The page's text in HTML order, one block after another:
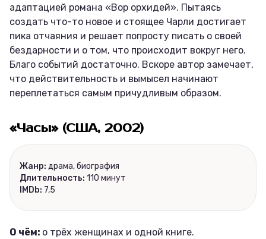
адаптацией романа «Вор орхидей». Пытаясь
создать что-то новое и стоящее Чарли достигает
пика отчаяния и решает попросту писать о своей
бездарности и о том, что происходит вокруг него.
Благо событий достаточно. Вскоре автор замечает,
что действительность и вымысел начинают
переплетаться самым причудливым образом.
«Чaсы» (США, 2002)
Жанр: драма, биография
Длительность: 110 минут
IMDb: 7,5
О чём: о трёх женщинах и одной книге.